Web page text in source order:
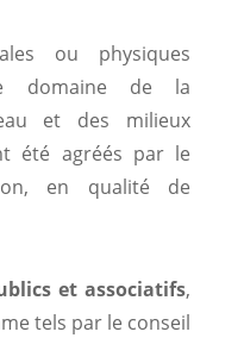
ou physiques
domaine de la
et des milieux
été agréés par le
en qualité de
et associatifs,
tels par le conseil